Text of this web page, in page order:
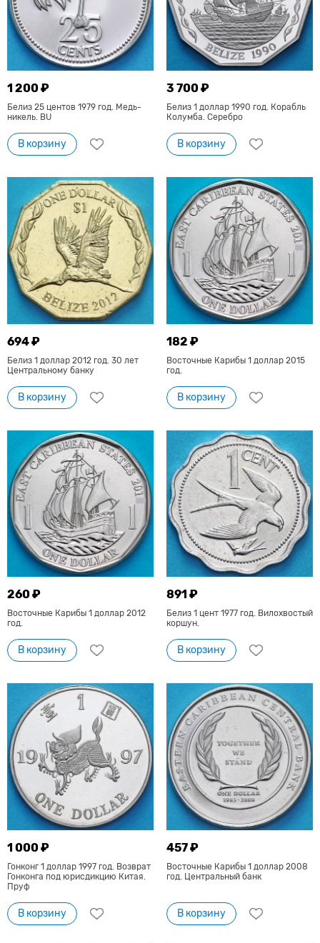
1 200 ₽
Белиз 25 центов 1979 год. Медь-
никель. BU
В корзину
3 700 ₽
Белиз 1 доллар 1990 год. Корабль
Колумба. Серебро
В корзину
694 ₽
Белиз 1 доллар 2012 год. 30 лет
Центральному банку
В корзину
182 ₽
Восточные Карибы 1 доллар 2015
год.
В корзину
260 ₽
Восточные Карибы 1 доллар 2012
год.
В корзину
891 ₽
Белиз 1 цент 1977 год. Вилохвостый
коршун.
В корзину
1 000 ₽
Гонконг 1 доллар 1997 год. Возврат
Гонконга под юрисдикцию Китая.
Пруф
В корзину
457 ₽
Восточные Карибы 1 доллар 2008
год. Центральный банк
В корзину